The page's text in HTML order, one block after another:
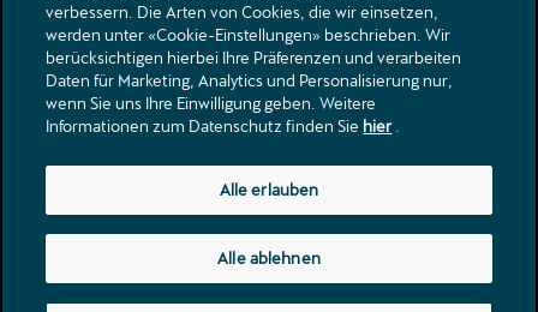
Landstrasse 62
5436 Würenlos
Kontakt
Kataloge & Preislisten
Rechtliche Hinweise
Datenschutzerklärung
verbessern. Die Arten von Cookies, die wir einsetzen,
werden unter «Cookie-Einstellungen» beschrieben. Wir
berücksichtigen hierbei Ihre Präferenzen und verarbeiten
Daten für Marketing, Analytics und Personalisierung nur,
wenn Sie uns Ihre Einwilligung geben. Weitere
Informationen zum Datenschutz finden Sie hier.
Alle ablehnen
Alle erlauben